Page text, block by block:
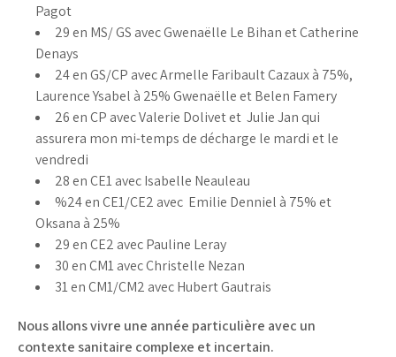
Pagot
29 en MS/ GS avec Gwenaëlle Le Bihan et Catherine
Denays
24 en GS/CP avec Armelle Faribault Cazaux à 75%,
Laurence Ysabel à 25% Gwenaëlle et Belen Famery
26 en CP avec Valerie Dolivet et Julie Jan qui
assurera mon mi-temps de décharge le mardi et le
vendredi
28 en CE1 avec Isabelle Neauleau
%24 en CE1/CE2 avec Emilie Denniel à 75% et
Oksana à 25%
29 en CE2 avec Pauline Leray
30 en CM1 avec Christelle Nezan
31 en CM1/CM2 avec Hubert Gautrais
Nous allons vivre une année particulière avec un
contexte sanitaire complexe et incertain.